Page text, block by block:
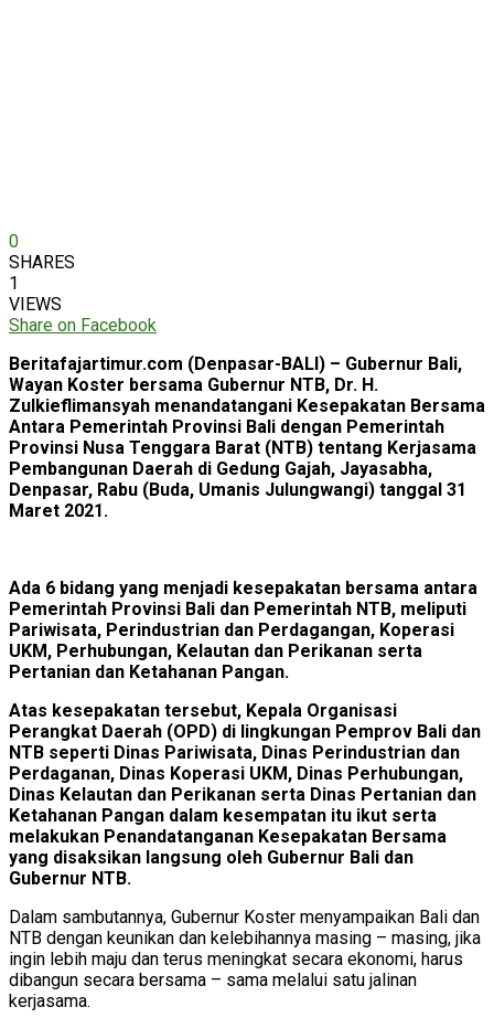
0
SHARES
1
VIEWS
Share on Facebook
Beritafajartimur.com (Denpasar-BALI) – Gubernur Bali,
Wayan Koster bersama Gubernur NTB, Dr. H.
Zulkieflimansyah menandatangani Kesepakatan Bersama
Antara Pemerintah Provinsi Bali dengan Pemerintah
Provinsi Nusa Tenggara Barat (NTB) tentang Kerjasama
Pembangunan Daerah di Gedung Gajah, Jayasabha,
Denpasar, Rabu (Buda, Umanis Julungwangi) tanggal 31
Maret 2021.
Ada 6 bidang yang menjadi kesepakatan bersama antara
Pemerintah Provinsi Bali dan Pemerintah NTB, meliputi
Pariwisata, Perindustrian dan Perdagangan, Koperasi
UKM, Perhubungan, Kelautan dan Perikanan serta
Pertanian dan Ketahanan Pangan.
Atas kesepakatan tersebut, Kepala Organisasi
Perangkat Daerah (OPD) di lingkungan Pemprov Bali dan
NTB seperti Dinas Pariwisata, Dinas Perindustrian dan
Perdaganan, Dinas Koperasi UKM, Dinas Perhubungan,
Dinas Kelautan dan Perikanan serta Dinas Pertanian dan
Ketahanan Pangan dalam kesempatan itu ikut serta
melakukan Penandatanganan Kesepakatan Bersama
yang disaksikan langsung oleh Gubernur Bali dan
Gubernur NTB.
Dalam sambutannya, Gubernur Koster menyampaikan Bali dan
NTB dengan keunikan dan kelebihannya masing – masing, jika
ingin lebih maju dan terus meningkat secara ekonomi, harus
dibangun secara bersama – sama melalui satu jalinan
kerjasama.